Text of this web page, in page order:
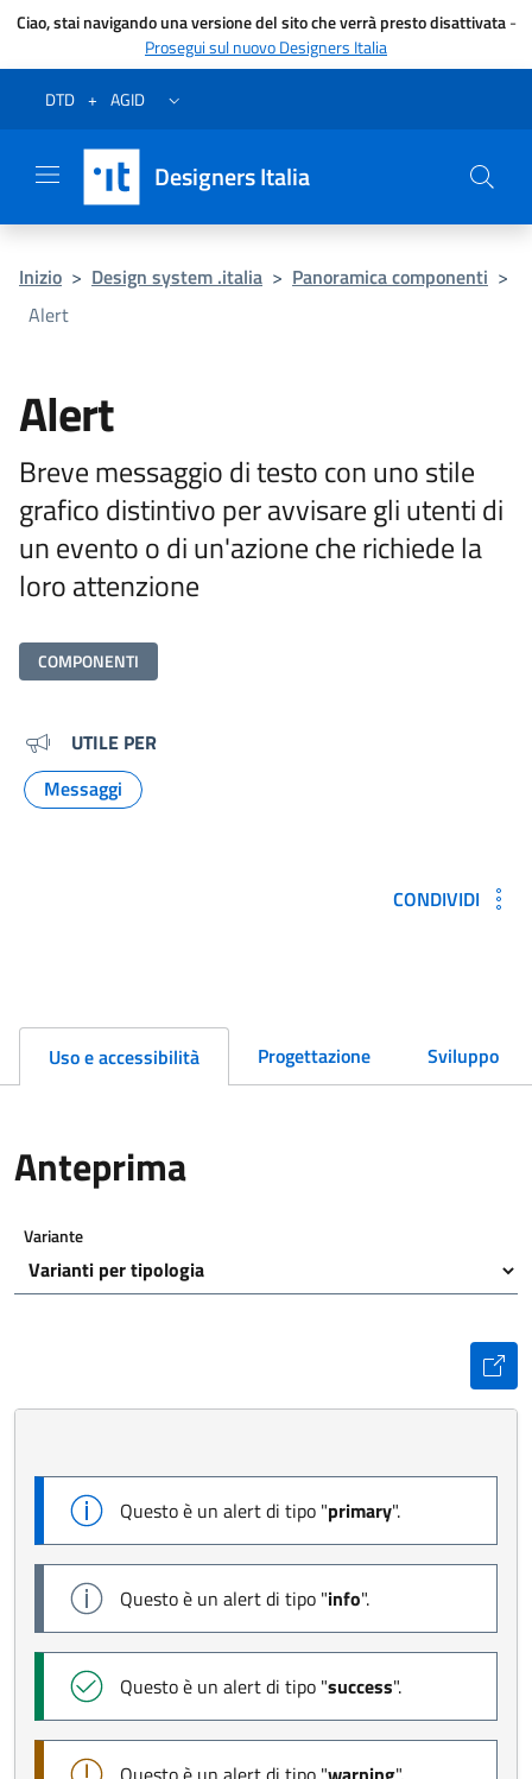
Ciao, stai navigando una versione del sito che verrà presto disattivata-
Prosegui sul nuovo Designers Italia
Vai al menu
Vai al contenuto
Questa pagina è stata utile?
Vai al piede
Dichiarazione di accessibilità (link esterno su sito AgID)
DTD + AGID Apri/chiudi menu secondario
Designers Italia
Inizio > Design system .italia > Panoramica componenti >
Alert
Alert
Breve messaggio di testo con uno stile
grafico distintivo per avvisare gli utenti di
un evento o di un'azione che richiede la
loro attenzione
COMPONENTI
Metadati e link per
UTILE PER
Argomento:
Messaggi
CONDIVIDI
Uso e accessibilità Progettazione Sviluppo
Anteprima
Variante